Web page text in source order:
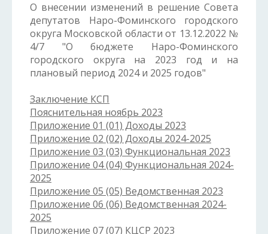
О внесении изменений в решение Совета
депутатов Наро-Фоминского городского
округа Московской области от 13.12.2022 №
4/7 "О бюджете Наро-Фоминского
городского округа на 2023 год и на
плановый период 2024 и 2025 годов"
Заключение КСП
Пояснительная ноябрь 2023
Приложение 01 (01) Доходы 2023
Приложение 02 (02) Доходы 2024-2025
Приложение 03 (03) Функциональная 2023
Приложение 04 (04) Функциональная 2024-
2025
Приложение 05 (05) Ведомственная 2023
Приложение 06 (06) Ведомственная 2024-
2025
Приложение 07 (07) КЦСР 2023